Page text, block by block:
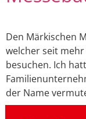
Den Märkischen
welcher seit mehr
besuchen. Ich
der Name